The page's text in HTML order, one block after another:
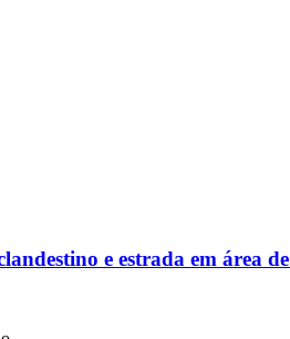
e estrada em área